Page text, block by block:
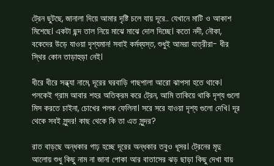
ট্রেন ছুটছে, জানালা দিয়ে আমার দৃষ্টি চলে যায় দূরে.. যেখানে মাটি ও আকাশ
মিশেছে। একটা ছন্দ তাল নিয়ে মাঝে মাঝে দোল দিচ্ছে। কতো নদী, নৌকা,
বকেদের উড়ে যাওয়া দৃশ্যমান! সবাই কর্মব্যস্ত, শুধুই আমরা যাত্রীরা- ধীর
স্থির কোন তাড়াহুড়া নেই।
ধীরে ধীরে সন্ধ্যা নামে, দূরের ঘরবাড়ি গাছপালা আরো ঝাপসা হতে থাকে।
পলকেই গ্রাম আবার শহর অতিক্রম করে ট্রেন, আমি তাকিয়ে থাকি দৃশ্য গুলো
মিস করতে চাইনা, চোখের পলক ফেলিনা। সরে সরে যাওয়া দৃশ্য গুলো দেখি। দূর
থেকে সবই সুন্দর! কাছ থেকে কি তা এত সুন্দর?
রাত বাড়ছে অন্ধকার গাঢ় হচ্ছে দূরের অন্ধকার তবুও ধূসর। ট্রেনের মৃদু
আলোয় শুধু কিছু নাম না জানা পোকা আর বাতাসের ঝড় ছাড়া কিছু দেখা যায়